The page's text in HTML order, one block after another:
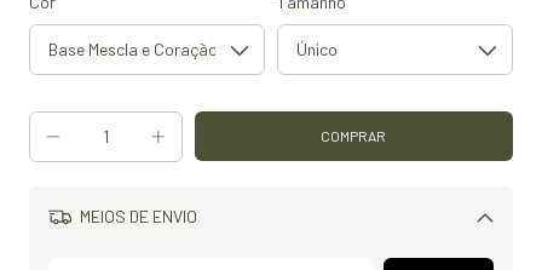
MEIOS DE ENVIO
Alterar CEP